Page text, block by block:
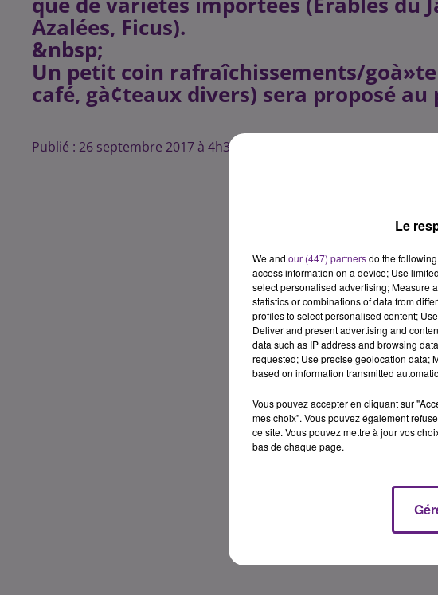
Azalées, Ficus).
&nbsp;
Un petit coin rafraîchissements/
café, gà¢teaux divers) sera proposé au
Publié : 26 septembre 2017 à 4h37 par BONSAI GAULOIS BONSAI
Le
We and our (447) partnersdo the
access information on a device; Use
select personalised advertising; Measure
statistics or combinations of data from
profiles to select personalised content;
Deliver and present advertising and
data such as IP address and browsing
requested; Use precise geolocation data;
based on information transmitted
Vous pouvez accepter en cliquant sur
mes choix". Vous pouvez également
ce site. Vous pouvez mettre à jour vos
bas de chaque page.